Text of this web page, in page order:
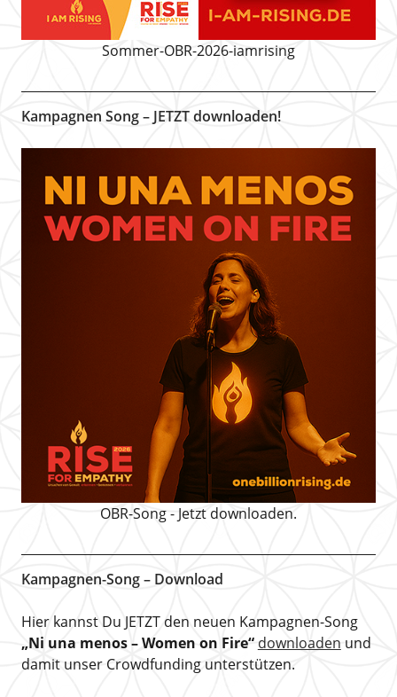
Sommer-OBR-2026-iamrising
Kampagnen Song – JETZT downloaden!
OBR-Song - Jetzt downloaden.
Kampagnen-Song – Download
Hier kannst Du JETZT den neuen Kampagnen-Song
„Ni una menos – Women on Fire“ downloaden und
damit unser Crowdfunding unterstützen.